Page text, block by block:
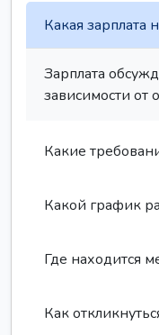
Какая зарплата
Зарплата
зависимости от
Какие
Какой график
Где находится
Как